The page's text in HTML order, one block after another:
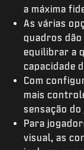
a máxima
As várias
quadros dão
equilibrar a
capacidade
Com
mais
sensação do
Para
visual, as